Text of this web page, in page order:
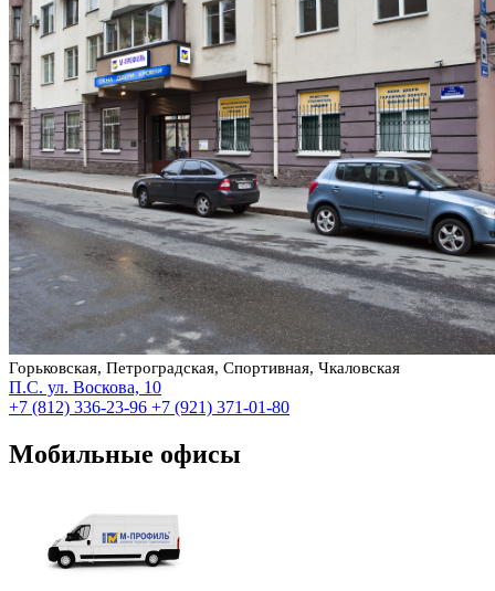
Горьковская, Петроградская, Спортивная, Чкаловская
П.С. ул. Воскова, 10
+7 (812) 336-23-96 +7 (921) 371-01-80
Мобильные офисы